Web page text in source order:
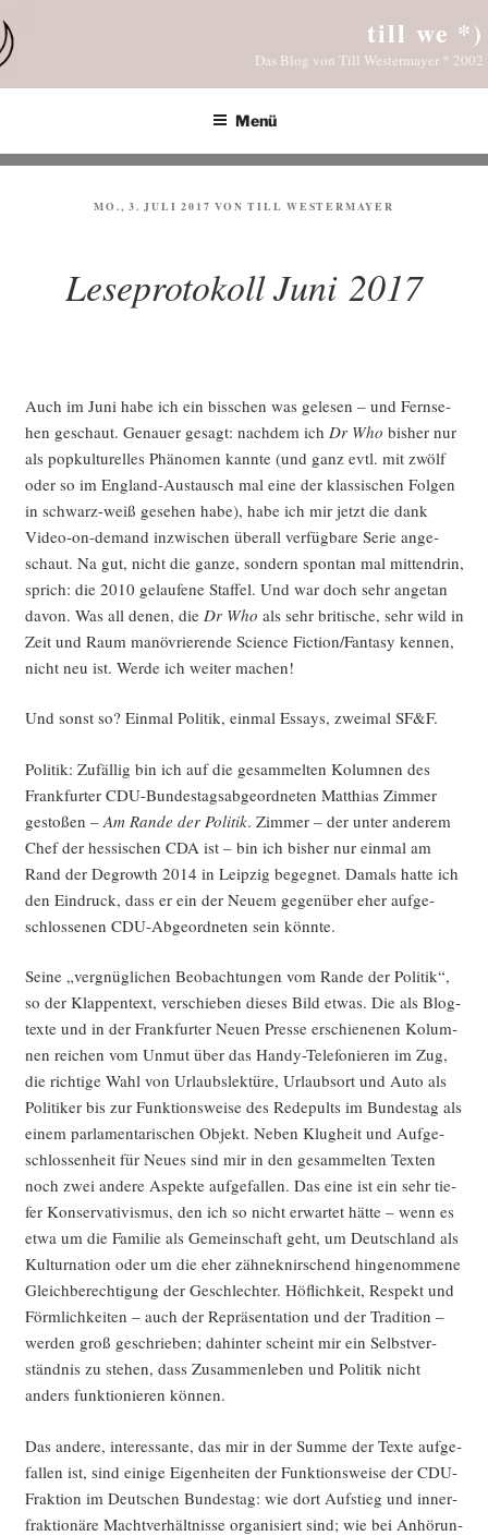
Inhalt
springen
till we *)
Das Blog von Till Westermayer * 2002
Menü
VERÖFFENTLICHT
MO., 3. JULI 2017 VONTILL WESTERMAYER
Leseprotokoll Juni 2017
Auch im Juni habe ich ein biss­chen was gele­sen – und Fern­se­
hen geschaut. Genau­er gesagt: nach­dem ich Dr Who bis­her nur
als pop­kul­tu­rel­les Phä­no­men kann­te (und ganz evtl. mit zwölf
oder so im Eng­land-Aus­tausch mal eine der klas­si­schen Fol­gen
in schwarz-weiß gese­hen habe), habe ich mir jetzt die dank
Video-on-demand inzwi­schen über­all ver­füg­ba­re Serie ange­
schaut. Na gut, nicht die gan­ze, son­dern spon­tan mal mit­ten­drin,
sprich: die 2010 gelau­fe­ne Staf­fel. Und war doch sehr ange­tan
davon. Was all denen, die Dr Who als sehr bri­ti­sche, sehr wild in
Zeit und Raum manö­vrie­ren­de Sci­ence Fiction/Fantasy ken­nen,
nicht neu ist. Wer­de ich wei­ter machen!
Und sonst so? Ein­mal Poli­tik, ein­mal Essays, zwei­mal SF&F.
Poli­tik: Zufäl­lig bin ich auf die gesam­mel­ten Kolum­nen des
Frank­fur­ter CDU-Bun­des­tags­ab­ge­ord­ne­ten Mat­thi­as Zim­mer
gesto­ßen – Am Ran­de der Poli­tik. Zim­mer – der unter ande­rem
Chef der hes­si­schen CDA ist – bin ich bis­her nur ein­mal am
Rand der Degrowth 2014 in Leip­zig begeg­net. Damals hat­te ich
den Ein­druck, dass er ein der Neu­em gegen­über eher auf­ge­
schlos­se­nen CDU-Abge­ord­ne­ten sein könnte.
Sei­ne „ver­gnüg­li­chen Beob­ach­tun­gen vom Ran­de der Poli­tik“,
so der Klap­pen­text, ver­schie­ben die­ses Bild etwas. Die als Blog­
tex­te und in der Frank­fur­ter Neu­en Pres­se erschie­ne­nen Kolum­
nen rei­chen vom Unmut über das Han­dy-Tele­fo­nie­ren im Zug,
die rich­ti­ge Wahl von Urlaubs­lek­tü­re, Urlaubs­ort und Auto als
Poli­ti­ker bis zur Funk­ti­ons­wei­se des Rede­pults im Bun­des­tag als
einem par­la­men­ta­ri­schen Objekt. Neben Klug­heit und Auf­ge­
schlos­sen­heit für Neu­es sind mir in den gesam­mel­ten Tex­ten
noch zwei ande­re Aspek­te auf­ge­fal­len. Das eine ist ein sehr tie­
fer Kon­ser­va­ti­vis­mus, den ich so nicht erwar­tet hät­te – wenn es
etwa um die Fami­lie als Gemein­schaft geht, um Deutsch­land als
Kul­tur­na­ti­on oder um die eher zäh­ne­knir­schend hin­ge­nom­me­ne
Gleich­be­rech­ti­gung der Geschlech­ter. Höf­lich­keit, Respekt und
Förm­lich­kei­ten – auch der Reprä­sen­ta­ti­on und der Tra­di­ti­on –
wer­den groß geschrie­ben; dahin­ter scheint mir ein Selbst­ver­
ständ­nis zu ste­hen, dass Zusam­men­le­ben und Poli­tik nicht
anders funk­tio­nie­ren können.
Das ande­re, inter­es­san­te, das mir in der Sum­me der Tex­te auf­ge­
fal­len ist, sind eini­ge Eigen­hei­ten der Funk­ti­ons­wei­se der CDU-
Frak­ti­on im Deut­schen Bun­des­tag: wie dort Auf­stieg und inner­
frak­tio­nä­re Macht­ver­hält­nis­se orga­ni­siert sind; wie bei Anhö­run­